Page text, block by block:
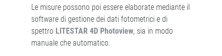
Le misure possono poi essere elaborate mediante il
software di gestione dei dati fotometrici e di
spettro LITESTAR 4D Photoview, sia in modo
manuale che automatico.